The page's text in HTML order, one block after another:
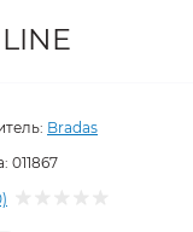
Bradas
011867